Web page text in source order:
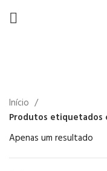
Início
Produtos etiquetados
Apenas um resultado